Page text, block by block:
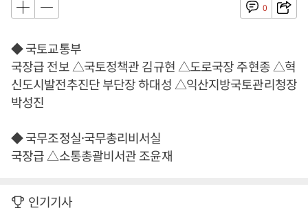
0
◆ 국토교통부
국장급 전보 △국토정책관 김규현 △도로국장 주현종 △혁
신도시발전추진단 부단장 하대성 △익산지방국토관리청장
박성진
◆ 국무조정실·국무총리비서실
국장급 △소통총괄비서관 조윤재
인기기사